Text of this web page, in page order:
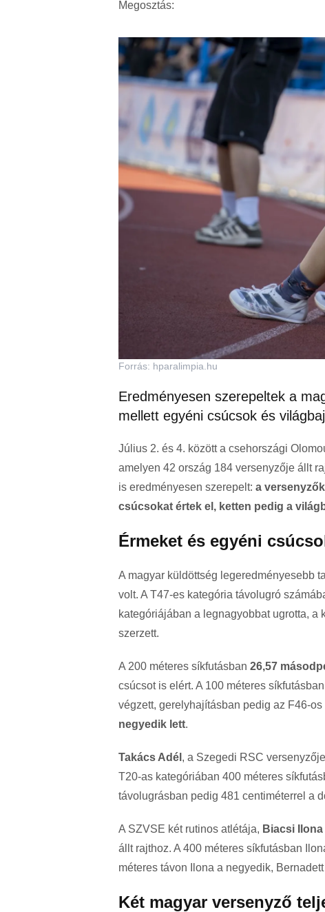
Megosztás:
Forrás: hparalimpia.hu
Eredményesen szerepeltek a
mellett egyéni csúcsok és
Július 2. és 4. között a csehországi
amelyen 42 ország 184 versenyzője állt
is eredményesen szerepelt: a
csúcsokat értek el, ketten pedig a
Érmeket és egyéni
A magyar küldöttség legeredményesebb
volt. A T47-es kategória távolugró
kategóriájában a legnagyobbat ugrotta,
szerzett.
A 200 méteres síkfutásban 26,57
csúcsot is elért. A 100 méteres
végzett, gerelyhajításban pedig az F46-
negyedik lett.
Takács Adél , a Szegedi RSC
T20-as kategóriában 400 méteres
távolugrásban pedig 481 centiméterrel a
A SZVSE két rutinos atlétája, Biacsi Ilona
állt rajthoz. A 400 méteres síkfutásban
méteres távon Ilona a negyedik,
Két magyar versenyző